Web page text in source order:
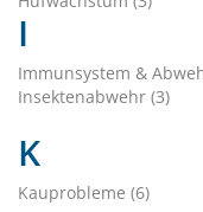
I
Immunsystem &
Insektenabwehr (3)
K
Kauprobleme (6)